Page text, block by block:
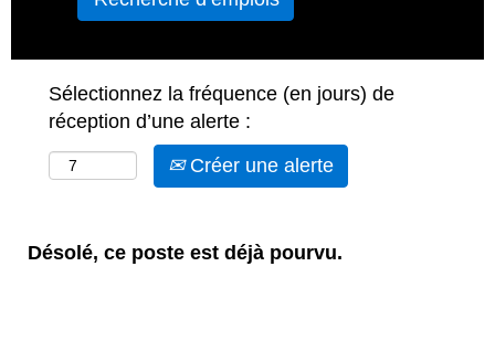
Sélectionnez la fréquence (en jours) de
réception d’une alerte :
Créer une alerte
Désolé, ce poste est déjà pourvu.